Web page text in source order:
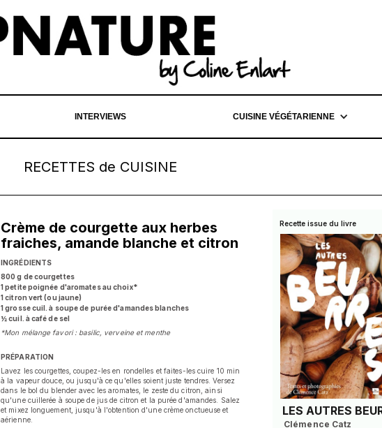
INTERVIEWS CUISINE VÉGÉTARIENNE
RECETTES de CUISINE
Crème de courgette aux herbes
fraiches, amande blanche et citron
INGRÉDIENTS
800 g de courgettes
1 petite poignée d'aromates au choix*
1 citron vert (ou jaune)
1 grosse cuil. à soupe de purée d'amandes blanches
½ cuil. à café de sel
*Mon mélange favori : basilic, verveine et menthe
PRÉPARATION
Lavez les courgettes, coupez-les en rondelles et faites-les cuire 10 min
à la vapeur douce, ou jusqu'à ce qu'elles soient juste tendres. Versez
dans le bol du blender avec les aromates, le zeste du citron, ainsi
qu'une cuillerée à soupe de jus de citron et la purée d'amandes. Salez
et mixez longuement, jusqu'à l'obtention d'une crème onctueuse et
aérienne.
Recette issue du livre
LES AUTRES
Clémence Catz